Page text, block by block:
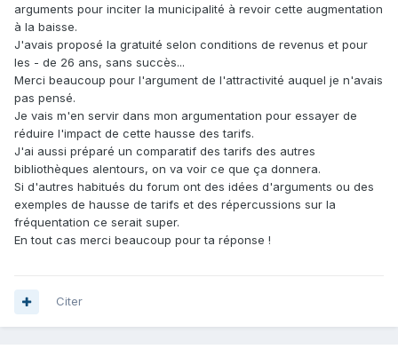
arguments pour inciter la municipalité à revoir cette augmentation
à la baisse.
J'avais proposé la gratuité selon conditions de revenus et pour
les - de 26 ans, sans succès...
Merci beaucoup pour l'argument de l'attractivité auquel je n'avais
pas pensé.
Je vais m'en servir dans mon argumentation pour essayer de
réduire l'impact de cette hausse des tarifs.
J'ai aussi préparé un comparatif des tarifs des autres
bibliothèques alentours, on va voir ce que ça donnera.
Si d'autres habitués du forum ont des idées d'arguments ou des
exemples de hausse de tarifs et des répercussions sur la
fréquentation ce serait super.
En tout cas merci beaucoup pour ta réponse !
Citer